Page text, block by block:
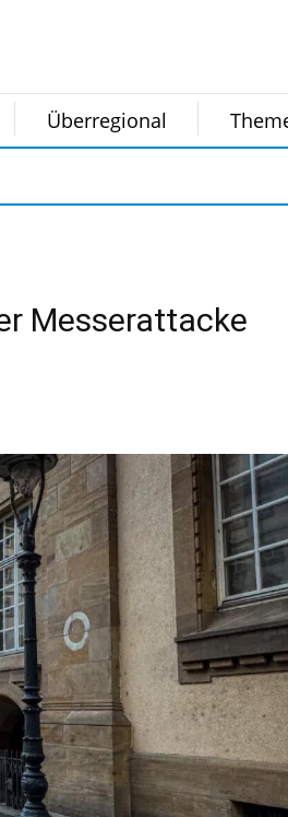
Überregional
Messerattacke